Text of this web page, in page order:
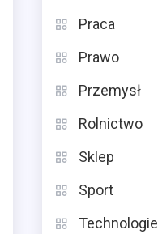
Praca
Prawo
Przemysł
Rolnictwo
Sklep
Sport
Technologie